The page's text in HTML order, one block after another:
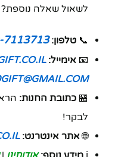
לשאול שאלה נוספת?
📞 טלפון: 7113713
📧 אימייל:
🏪 כתובת החנות:
לבקר!
🌐אתר אינטרנט: